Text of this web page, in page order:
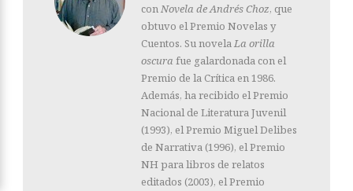
conNovela de Andrés Choz, que
obtuvo el Premio Novelas y
Cuentos. Su novelaLa orilla
oscura fue galardonada con el
Premio de la Crítica en 1986.
Además, ha recibido el Premio
Nacional de Literatura Juvenil
(1993), el Premio Miguel Delibes
de Narrativa (1996), el Premio
NH para libros de relatos
editados (2003), el Premio